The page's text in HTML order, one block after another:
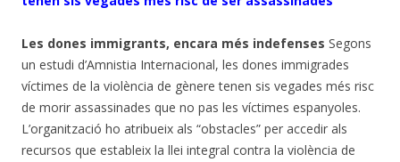
Les dones immigrants, encara més indefenses Segons
un estudi d’Amnistia Internacional, les dones immigrades
víctimes de la violència de gènere tenen sis vegades més risc
de morir assassinades que no pas les víctimes espanyoles.
L’organització ho atribueix als “obstacles” per accedir als
recursos que estableix la llei integral contra la violència de